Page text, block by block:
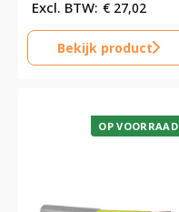
€ 27,02
Bekijk product
OP VOORRAAD